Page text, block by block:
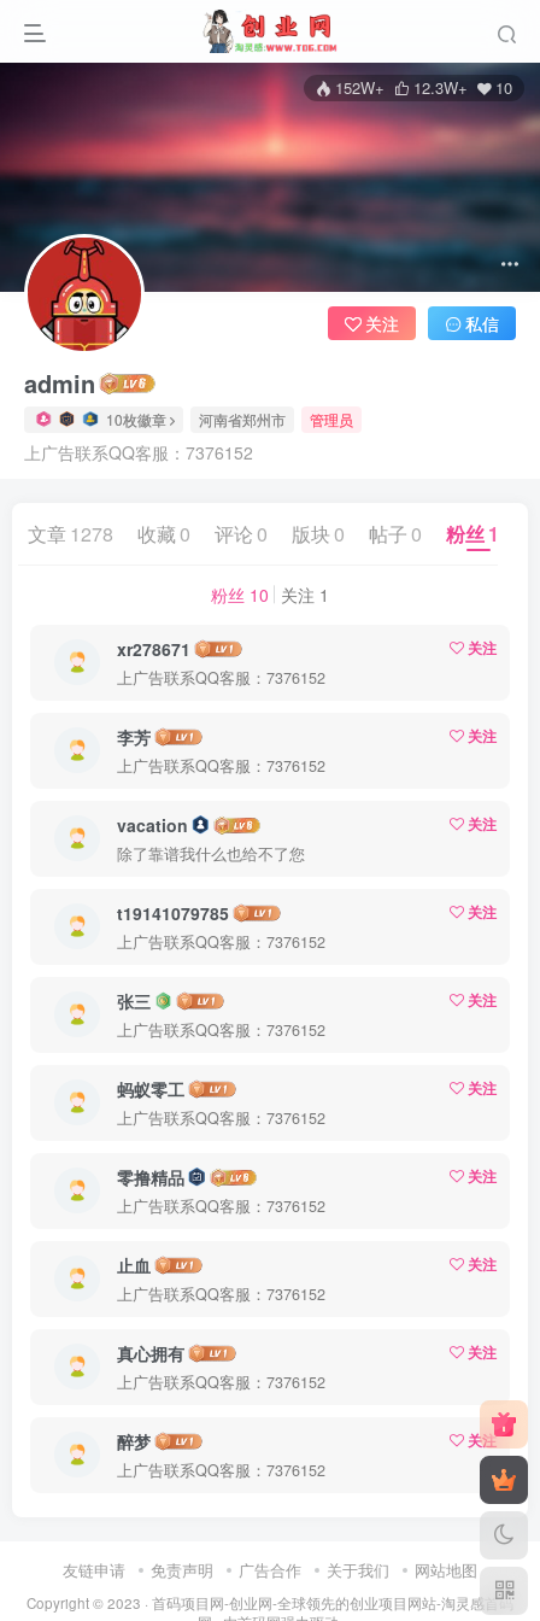
152W+ 12.3W+ 10
admin
10枚徽章 河南省郑州市 管理员
上广告联系QQ客服：7376152
关注 私信
文章1278 收藏 0 评论 0 版块 0 帖子 0 粉丝10
粉丝 10 关注 1
xr278671
关注
上广告联系QQ客服：7376152
李芳
关注
上广告联系QQ客服：7376152
vacation
关注
除了靠谱我什么也给不了您
t19141079785
关注
上广告联系QQ客服：7376152
张三
关注
上广告联系QQ客服：7376152
蚂蚁零工
关注
上广告联系QQ客服：7376152
零撸精品
关注
上广告联系QQ客服：7376152
止血
关注
上广告联系QQ客服：7376152
真心拥有
关注
上广告联系QQ客服：7376152
醉梦
关注
上广告联系QQ客服：7376152
友链申请 免责声明 广告合作 关于我们 网站地图
Copyright © 2023 · 首码项目网-创业网-全球领先的创业项目网站-淘灵感首码